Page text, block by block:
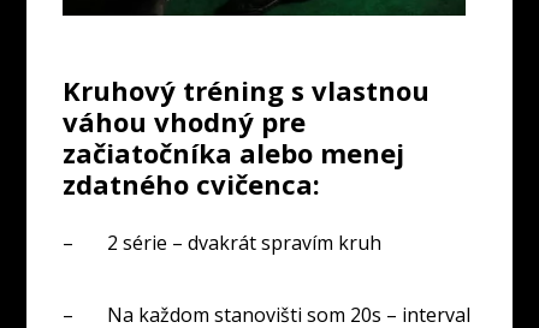
Kruhový tréning s vlastnou
váhou vhodný pre
začiatočníka alebo menej
zdatného cvičenca:
– 2 série – dvakrát spravím kruh
– Na každom stanovišti som 20s – interval